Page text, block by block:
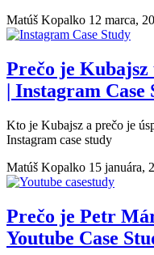
Matúš Kopalko 12 marca,
Prečo je Kubajsz
| Instagram Case
Kto je Kubajsz a prečo je
Instagram case study
Matúš Kopalko 15 januára,
Prečo je Petr
Youtube Case